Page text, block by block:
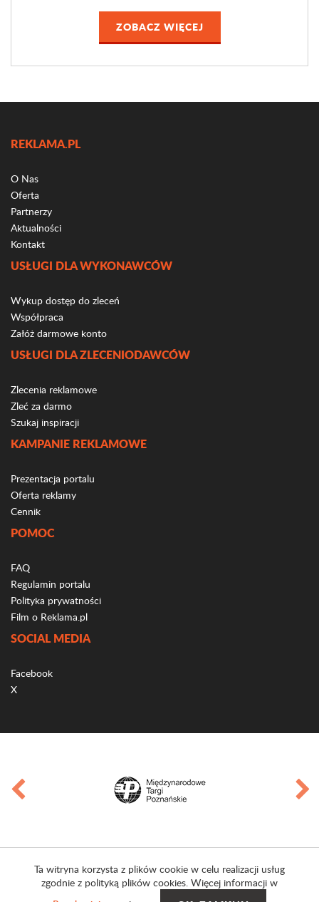
ZOBACZ WIĘCEJ
REKLAMA.PL
O Nas
Oferta
Partnerzy
Aktualności
Kontakt
USŁUGI DLA WYKONAWCÓW
Wykup dostęp do zleceń
Współpraca
Załóż darmowe konto
USŁUGI DLA ZLECENIODAWCÓW
Zlecenia reklamowe
Zleć za darmo
Szukaj inspiracji
KAMPANIE REKLAMOWE
Prezentacja portalu
Oferta reklamy
Cennik
POMOC
FAQ
Regulamin portalu
Polityka prywatności
Film o Reklama.pl
SOCIAL MEDIA
Facebook
X
Ta witryna korzysta z plików cookie w celu realizacji usług
zgodnie z polityką plików cookies. Więcej informacji w